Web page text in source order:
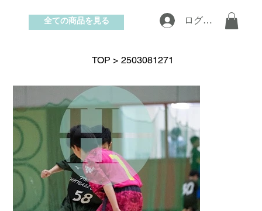
お問い合わせ
ログイン
全ての商品を見る
TOP > 2503081271